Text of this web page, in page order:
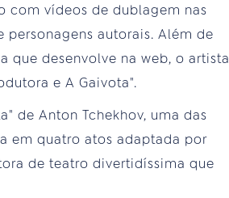
com vídeos de dublagem nas
autorais. Além de
que desenvolve na web, o artista
e A Gaivota".
de Anton Tchekhov, uma das
em quatro atos adaptada por
de teatro divertidíssima que